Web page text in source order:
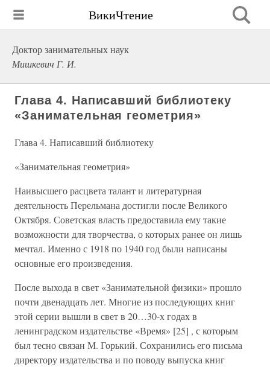
ВикиЧтение
Доктор занимательных наук
Мишкевич Г. И.
Глава 4. Написавший библиотеку
«Занимательная геометрия»
Глава 4. Написавший библиотеку
«Занимательная геометрия»
Наивысшего расцвета талант и литературная
деятельность Перельмана достигли после Великого
Октября. Советская власть предоставила ему такие
возможности для творчества, о которых ранее он лишь
мечтал. Именно с 1918 по 1940 год были написаны
основные его произведения.
После выхода в свет «Занимательной физики» прошло
почти двенадцать лет. Многие из последующих книг
этой серии вышли в свет в 20…30-х годах в
ленинградском издательстве «Время» [25] , с которым
был тесно связан М. Горький. Сохранились его письма
директору издательства и по поводу выпуска книг